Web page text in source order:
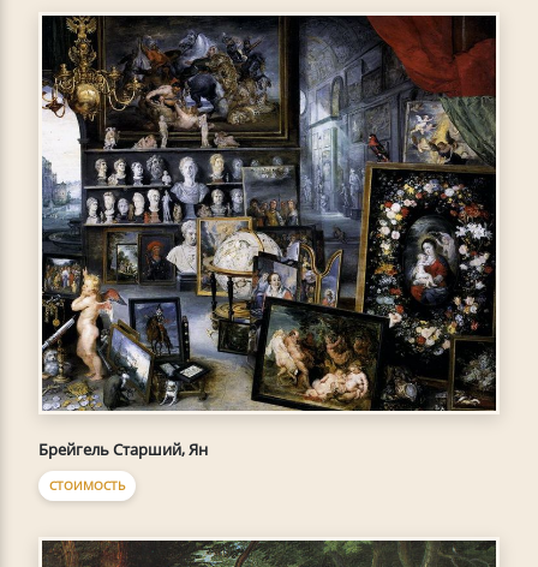
Брейгель Старший, Ян
СТОИМОСТЬ